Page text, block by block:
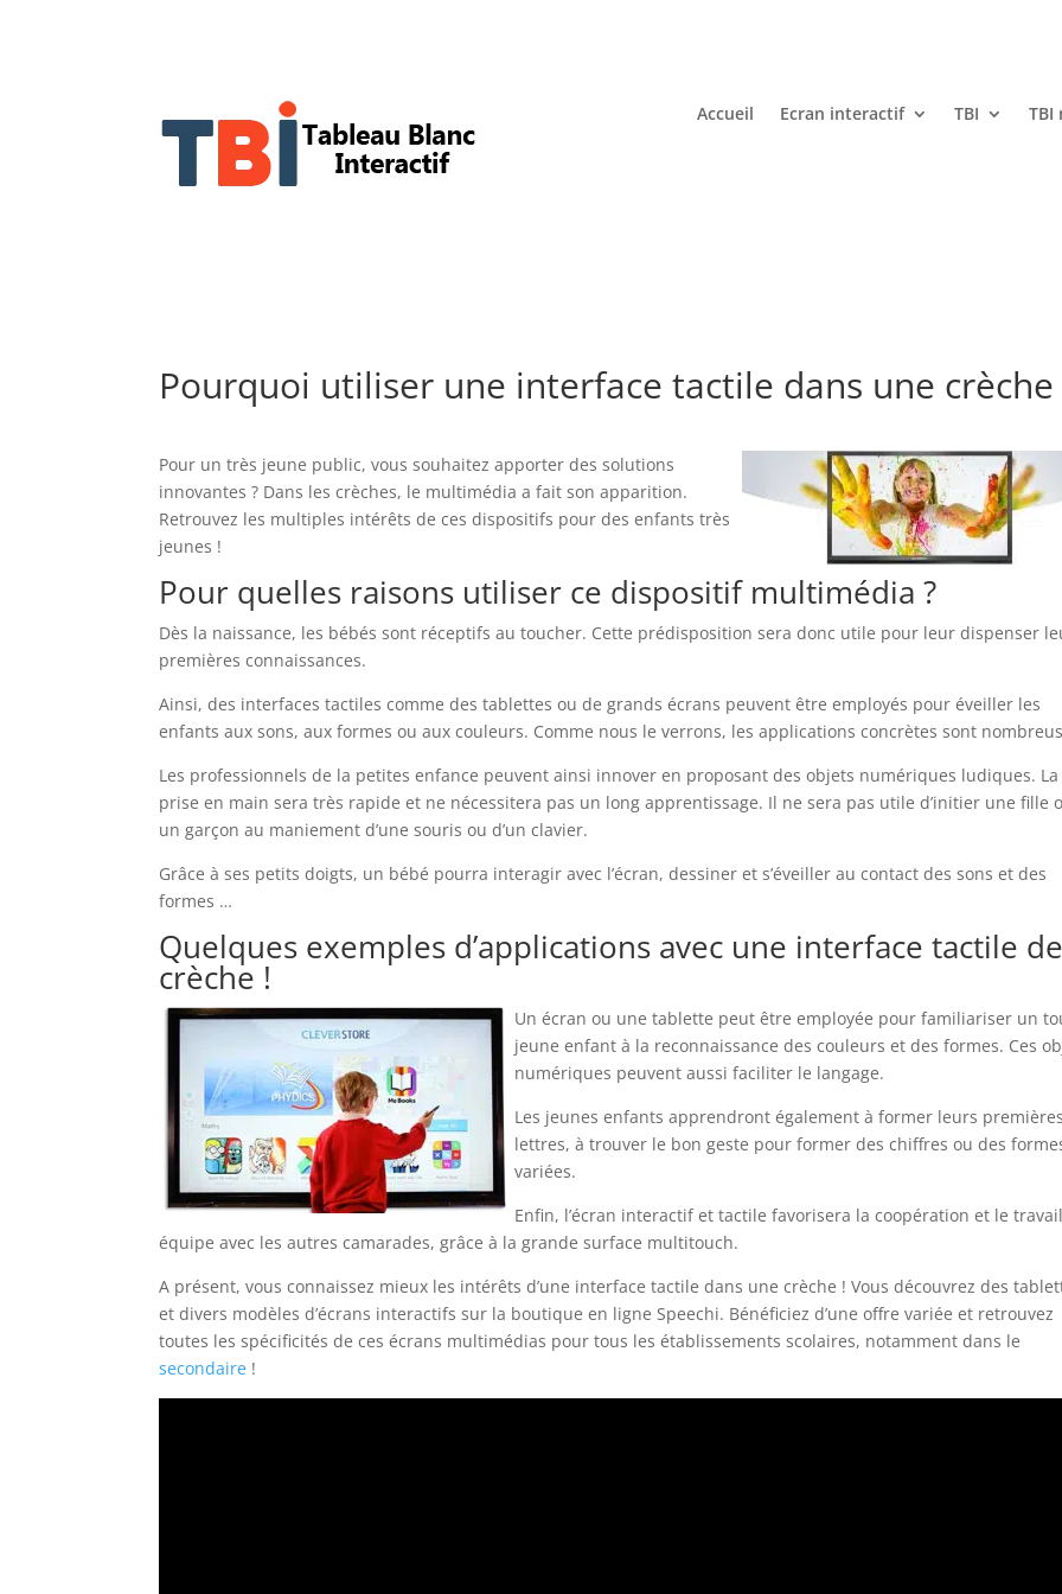
Accueil Ecran interactif TBI TBI
Pourquoi utiliser une interface tactile dans une crèche
Pour un très jeune public, vous souhaitez apporter des solutions
innovantes ? Dans les crèches, le multimédia a fait son apparition.
Retrouvez les multiples intérêts de ces dispositifs pour des enfants très
jeunes !
Pour quelles raisons utiliser ce dispositif multimédia ?
Dès la naissance, les bébés sont réceptifs au toucher. Cette prédisposition sera donc utile pour leur dispenser
premières connaissances.
Ainsi, des interfaces tactiles comme des tablettes ou de grands écrans peuvent être employés pour éveiller les
enfants aux sons, aux formes ou aux couleurs. Comme nous le verrons, les applications concrètes sont
Les professionnels de la petites enfance peuvent ainsi innover en proposant des objets numériques ludiques. La
prise en main sera très rapide et ne nécessitera pas un long apprentissage. Il ne sera pas utile d’initier une fille
un garçon au maniement d’une souris ou d’un clavier.
Grâce à ses petits doigts, un bébé pourra interagir avec l’écran, dessiner et s’éveiller au contact des sons et des
formes …
Quelques exemples d’applications avec une interface tactile de
crèche !
Un écran ou une tablette peut être employée pour familiariser un
jeune enfant à la reconnaissance des couleurs et des formes. Ces
numériques peuvent aussi faciliter le langage.
Les jeunes enfants apprendront également à former leurs premières
lettres, à trouver le bon geste pour former des chiffres ou des
variées.
Enfin, l’écran interactif et tactile favorisera la coopération et le
équipe avec les autres camarades, grâce à la grande surface multitouch.
A présent, vous connaissez mieux les intérêts d’une interface tactile dans une crèche ! Vous découvrez des
et divers modèles d’écrans interactifs sur la boutique en ligne Speechi. Bénéficiez d’une offre variée et retrouvez
toutes les spécificités de ces écrans multimédias pour tous les établissements scolaires, notamment dans le
secondaire !